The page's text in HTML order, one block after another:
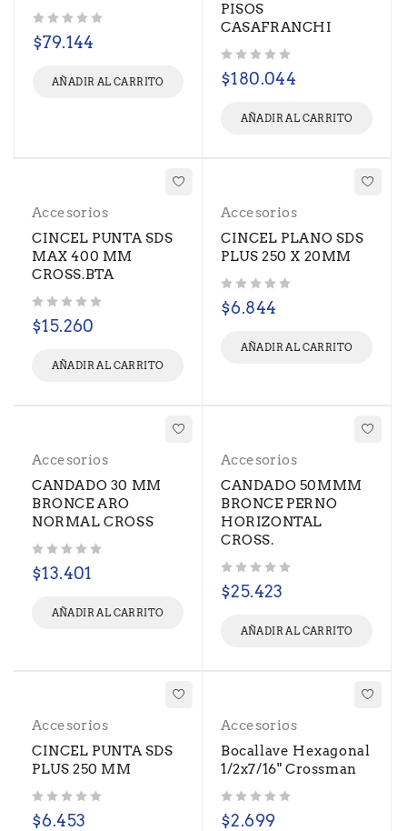
$79.144
AÑADIR AL CARRITO
PISOS
CASAFRANCHI
$180.044
AÑADIR AL CARRITO
Accesorios
CINCEL PUNTA SDS
MAX 400 MM
CROSS.BTA
$15.260
AÑADIR AL CARRITO
Accesorios
CINCEL PLANO SDS
PLUS 250 X 20MM
$6.844
AÑADIR AL CARRITO
Accesorios
CANDADO 30 MM
BRONCE ARO
NORMAL CROSS
$13.401
AÑADIR AL CARRITO
Accesorios
CANDADO 50MMM
BRONCE PERNO
HORIZONTAL
CROSS.
$25.423
AÑADIR AL CARRITO
Accesorios
CINCEL PUNTA SDS
PLUS 250 MM
$6.453
Accesorios
Bocallave Hexagonal
1/2x7/16" Crossman
$2.699